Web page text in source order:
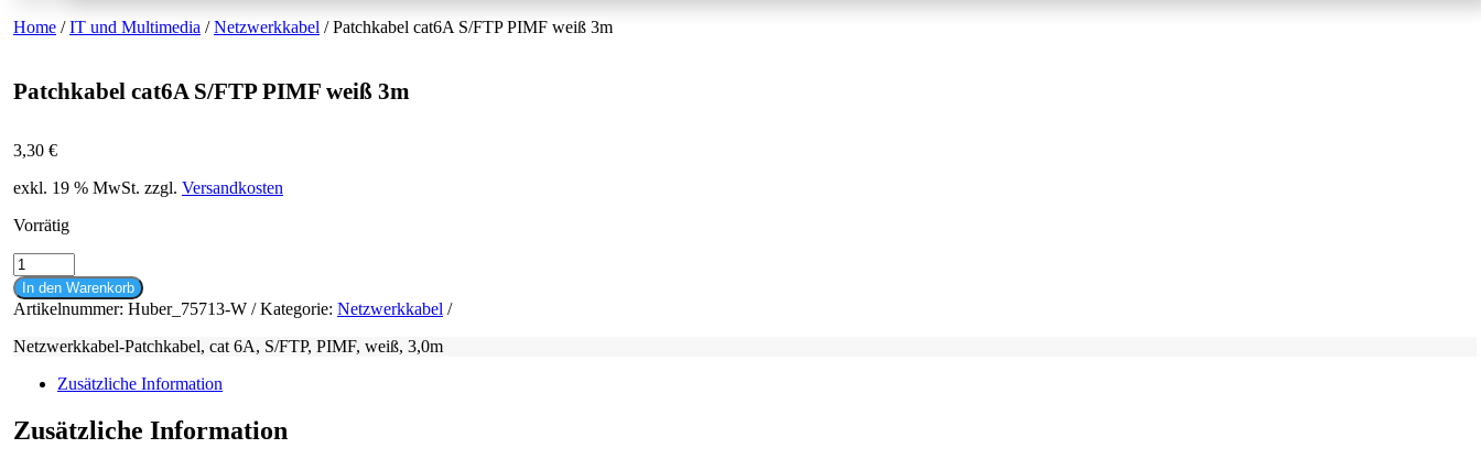
Home /IT und Multimedia /Netzwerkkabel / Patchkabel cat6A S/FTP PIMF weiß 3m
Patchkabel cat6A S/FTP PIMF weiß 3m
3,30 €
exkl. 19 % MwSt. zzgl. Versandkosten
Vorrätig
Patchkabel
cat6A
S/FTP
PIMF
weiß
Menge
In den Warenkorb
Artikelnummer: Huber_75713-W Kategorie: Netzwerkkabel
Netzwerkkabel-Patchkabel, cat 6A, S/FTP, PIMF, weiß, 3,0m
Zusätzliche Information
Zusätzliche Information